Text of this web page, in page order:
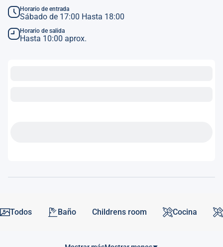
Horario de entrada
Sábado de 17:00 Hasta 18:00
Horario de salida
Hasta 10:00 aprox.
Todos Baño Childrens room Cocina